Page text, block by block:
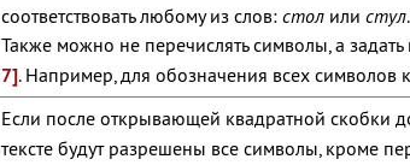
соответствовать любому из слов: стол или стул.
Также можно не перечислять символы, а
7]. Например, для обозначения всех
Если после открывающей квадратной скобки
тексте будут разрешены все символы, кроме